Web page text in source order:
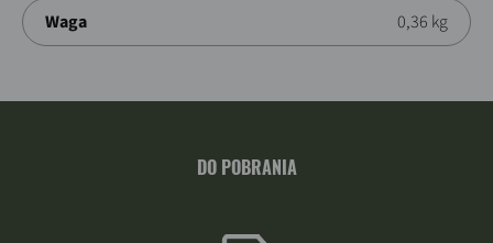
Waga 0,36 kg
DO POBRANIA